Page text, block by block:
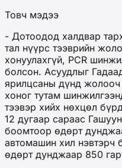
Товч мэдээ
- Дотоодод халдвар
тал нүүрс тээврийн
хонуулахгүй, PCR
болсон. Асуудлыг
ярилцсаны дүнд
хоног тутам
тээвэр хийх нөхцөл
12 дугаар сараас
боомтоор өдөрт
автомашин хил нэвтэрч
өдөрт дунджаар 850